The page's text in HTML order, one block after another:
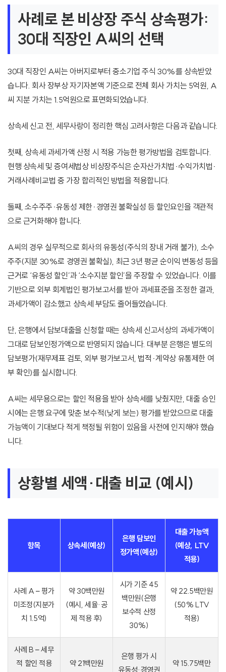
사례로 본 비상장 주식 상속평가:
30대 직장인 A씨의 선택
30대 직장인 A씨는 아버지로부터 중소기업 주식 30%를 상속받았
습니다. 회사 장부상 자기자본액 기준으로 전체 회사 가치는 5억원, A
씨 지분 가치는 1.5억원으로 표면화되었습니다.
상속세 신고 전, 세무사랑이 정리한 핵심 고려사항은 다음과 같습니다.
첫째, 상속세 과세가액 산정 시 적용 가능한 평가방법을 검토합니다.
현행 상속세 및 증여세법상 비상장주식은 순자산가치법·수익가치법·
거래사례비교법 중 가장 합리적인 방법을 적용합니다.
둘째, 소수주주·유동성 제한·경영권 불확실성 등 할인요인을 객관적
으로 근거화해야 합니다.
A씨의 경우 실무적으로 회사의 유동성(주식의 장내 거래 불가), 소수
주주(지분 30%로 경영권 불확실), 최근 3년 평균 순이익 변동성 등을
근거로 ‘유동성 할인’과 ‘소수지분 할인’을 주장할 수 있었습니다. 이를
기반으로 외부 회계법인 평가보고서를 받아 과세표준을 조정한 결과,
과세가액이 감소했고 상속세 부담도 줄어들었습니다.
단, 은행에서 담보대출을 신청할 때는 상속세 신고서상의 과세가액이
그대로 담보인정가액으로 반영되지 않습니다. 대부분 은행은 별도의
담보평가(재무제표 검토, 외부 평가보고서, 법적·계약상 유통제한 여
부 확인)를 실시합니다.
A씨는 세무용으로는 할인 적용을 받아 상속세를 낮췄지만, 대출 승인
시에는 은행 요구에 맞춘 보수적(낮게 보는) 평가를 받았으므로 대출
가능액이 기대보다 적게 책정될 위험이 있음을 사전에 인지해야 했습
니다.
상황별 세액·대출 비교 (예시)
항목 상속세(예상)
은행 담보인
정가액(예상)
대출 가능액
(예상, LTV
적용)
사례 A – 평가
미조정(지분가
치 1.5억)
약 30백만원
(예시, 세율·공
제 적용 후)
시가 기준 45
백만원(은행
보수적 산정
30%)
약 22.5백만원
(50% LTV
적용)
사례 B – 세무
적 할인 적용
약 21백만원
은행 평가 시
유동성·경영권
약 15.75백만